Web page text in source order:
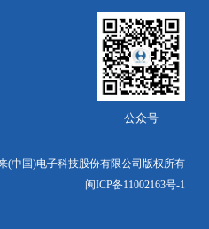
公众号
(中国)电子科技股份有限公司版权所有
闽ICP备11002163号-1